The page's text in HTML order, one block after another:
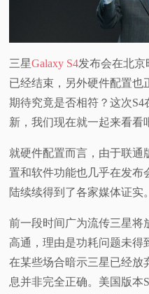
测
视
频
科
普
体
三星Galaxy S4发布会在北京
已经结束，另外硬件配置也
期待究竟是否相符？这次
新，我们现在就一起来看看
就硬件配置而言，由于联通
置和软件功能也几乎在发布
陆续续得到了各家媒体证实。
前一段时间广为流传三星将
高通，理由是功耗问题未得
在某些场合暗示三星已经放
息并非完全正确。美国版本